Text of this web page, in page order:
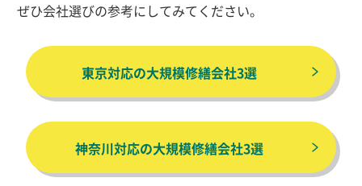
ぜひ会社選びの参考にしてみてください。
東京対応の大規模修繕会社3選
神奈川対応の大規模修繕会社3選